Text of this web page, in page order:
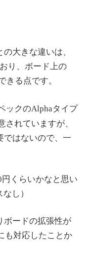
大きな違いは、
り、ボード上の
きる点です。
ックのAlphaタイプ
されていますが、
ではないので、一
くらいかなと思い
し）
ボードの拡張性が
も対応したことか